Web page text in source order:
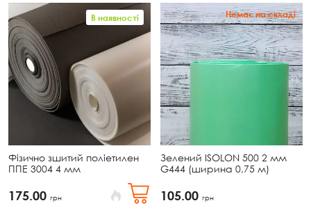
В наявності
Фізично зшитий поліетилен
ППЕ 3004 4 мм
175.00 грн
Немає на складі
Зелений ISOLON 500 2 мм
G444 (ширина 0,75 м)
105.00 грн